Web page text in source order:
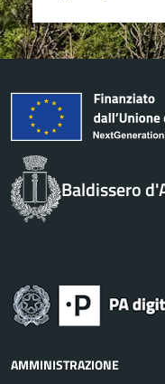
Baldissero
AMMINISTRAZIONE